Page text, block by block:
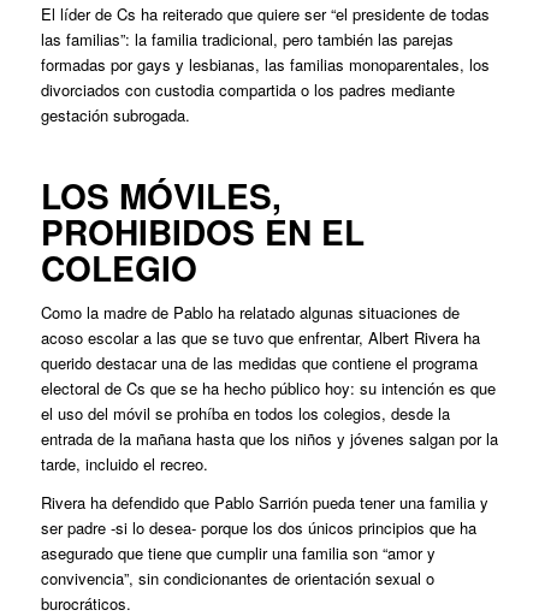
El líder de Cs ha reiterado que quiere ser “el presidente de todas
las familias”: la familia tradicional, pero también las parejas
formadas por gays y lesbianas, las familias monoparentales, los
divorciados con custodia compartida o los padres mediante
gestación subrogada.
LOS MÓVILES,
PROHIBIDOS EN EL
COLEGIO
Como la madre de Pablo ha relatado algunas situaciones de
acoso escolar a las que se tuvo que enfrentar, Albert Rivera ha
querido destacar una de las medidas que contiene el programa
electoral de Cs que se ha hecho público hoy: su intención es que
el uso del móvil se prohíba en todos los colegios, desde la
entrada de la mañana hasta que los niños y jóvenes salgan por la
tarde, incluido el recreo.
Rivera ha defendido que Pablo Sarrión pueda tener una familia y
ser padre -si lo desea- porque los dos únicos principios que ha
asegurado que tiene que cumplir una familia son “amor y
convivencia”, sin condicionantes de orientación sexual o
burocráticos.